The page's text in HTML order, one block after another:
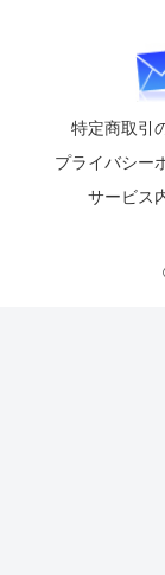
特定商取引
プライバシー
サービス